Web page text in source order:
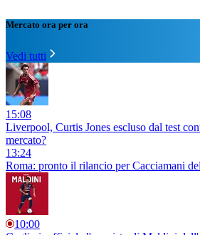
Mercato ora per ora
Vedi tutti
15:08
Liverpool, Curtis Jones escluso dal test
mercato?
13:24
Roma: pronto il rilancio per Cacciamani
10:00